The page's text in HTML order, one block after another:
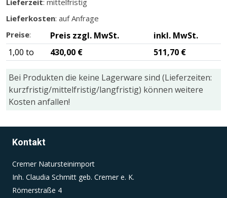
Lieferzeit: mittelfristig
Lieferkosten: auf Anfrage
Preise: Preis zzgl. MwSt.
inkl. MwSt.
1,00 to
430,00 € 511,70 €
Bei Produkten die keine Lagerware sind (Lieferzeiten:
kurzfristig/mittelfristig/langfristig) können weitere
Kosten anfallen!
Kontakt
Cremer Natursteinimport
Inh. Claudia Schmitt geb. Cremer e. K.
Römerstraße 4
Wird für die unverwechselbare Identifizierung eines
Anwenders gesetzt. Es bietet dem Anwender
bessere Bedienerführung, z.B. bei den Formularen
und im Sortiment
Cookie Laufzeit:
gelöscht (Sitzungscookie)
Einverständnis-Cookie
Name:
cookie_consent
Dieser Cookie speichert die ausgewählten
Einverständnis-Optionen des Benutzers